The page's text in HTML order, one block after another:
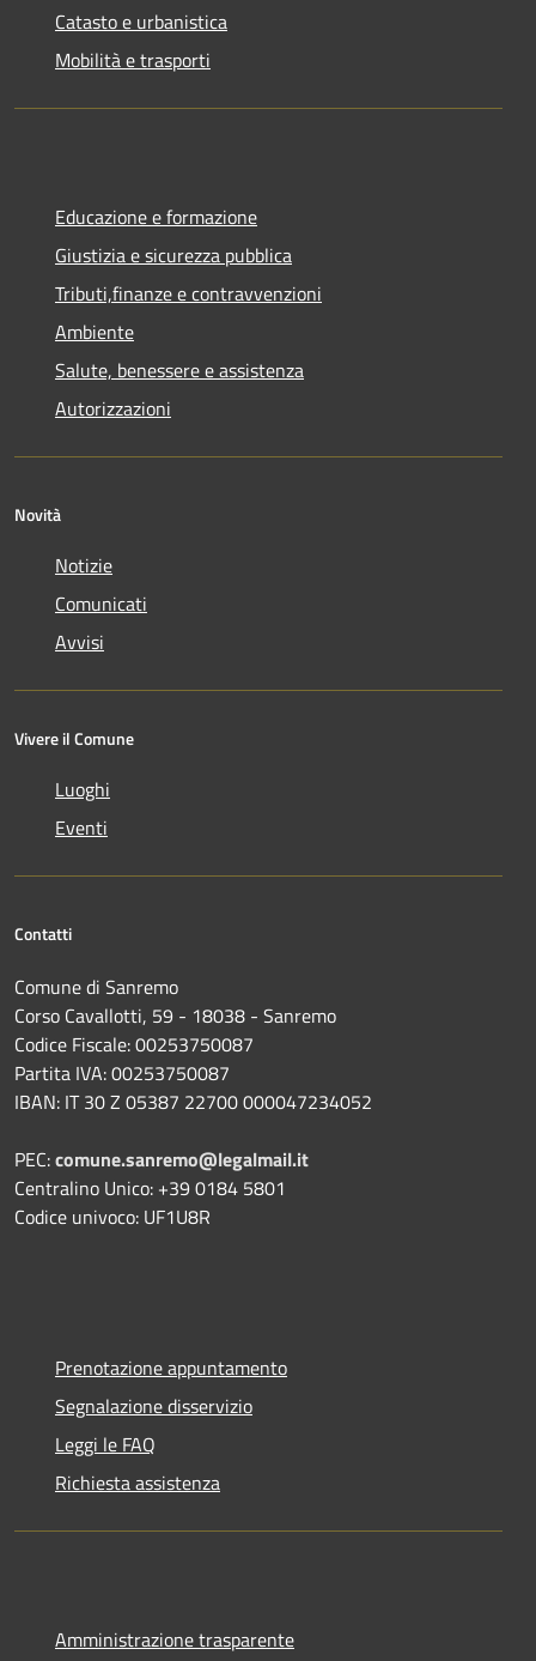
Catasto e urbanistica
Mobilità e trasporti
Educazione e formazione
Giustizia e sicurezza pubblica
Tributi,finanze e contravvenzioni
Ambiente
Salute, benessere e assistenza
Autorizzazioni
Novità
Notizie
Comunicati
Avvisi
Vivere il Comune
Luoghi
Eventi
Contatti
Comune di Sanremo
Corso Cavallotti, 59 - 18038 - Sanremo
Codice Fiscale: 00253750087
Partita IVA: 00253750087
IBAN: IT 30 Z 05387 22700 000047234052
PEC:comune.sanremo@legalmail.it
Centralino Unico: +39 0184 5801
Codice univoco: UF1U8R
Prenotazione appuntamento
Segnalazione disservizio
Leggi le FAQ
Richiesta assistenza
Amministrazione trasparente